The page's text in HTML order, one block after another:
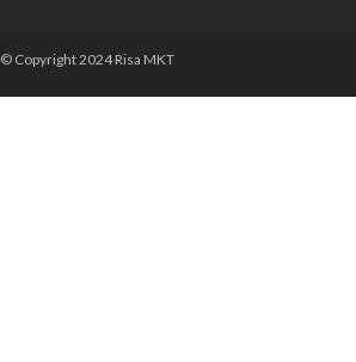
© Copyright 2024 Risa MKT